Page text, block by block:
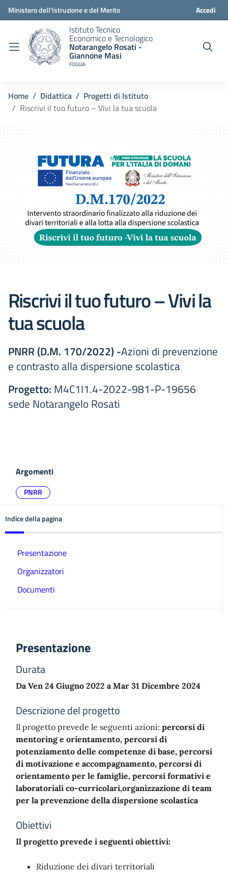
Ministero dell'Istruzione e del Merito Accedi
Istituto Tecnico
Economico e Tecnologico
Notarangelo Rosati -
Giannone Masi
FOGGIA
Home Didattica
Progetti di Istituto
Riscrivi il tuo futuro – Vivi la tua scuola
Riscrivi il tuo futuro – Vivi la
tua scuola
PNRR (D.M. 170/2022) -Azioni di prevenzione
e contrasto alla dispersione scolastica
Progetto: M4C1I1.4-2022-981-P-19656
sede Notarangelo Rosati
Argomenti
PNRR
Indice della pagina
Presentazione
Organizzatori
Documenti
Presentazione
Durata
Da Ven 24 Giugno 2022 a Mar 31 Dicembre 2024
Descrizione del progetto
Il progetto prevede le seguenti azioni: percorsi di
mentoring e orientamento, percorsi di
potenziamento delle competenze di base, percorsi
di motivazione e accompagnamento, percorsi di
orientamento per le famiglie, percorsi formativi e
laboratoriali co-curricolari,organizzazione di team
per la prevenzione della dispersione scolastica
Obiettivi
Il progetto prevede i seguenti obiettivi:
Riduzione dei divari territoriali